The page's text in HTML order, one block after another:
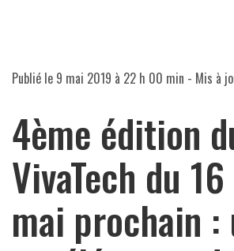
Publié le 9 mai 2019 à 22 h 00 min - Mis à
4ème édition
VivaTech du
mai prochain :